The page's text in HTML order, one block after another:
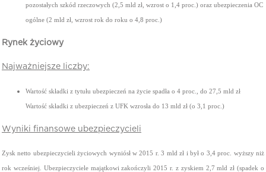
pozostałych szkód rzeczowych (2,5 mld zł, wzrost o 1,4 proc.) oraz ubezpieczenia OC
ogólne (2 mld zł, wzrost rok do roku o 4,8 proc.)
Rynek życiowy
Najważniejsze liczby:
Wartość składki z tytułu ubezpieczeń na życie spadła o 4 proc., do 27,5 mld zł
Wartość składki z ubezpieczeń z UFK wzrosła do 13 mld zł (o 3,1 proc.)
Wyniki finansowe ubezpieczycieli
Zysk netto ubezpieczycieli życiowych wyniósł w 2015 r. 3 mld zł i był o 3,4 proc. wyższy niż
rok wcześniej. Ubezpieczyciele majątkowi zakończyli 2015 r. z zyskiem 2,7 mld zł (spadek o